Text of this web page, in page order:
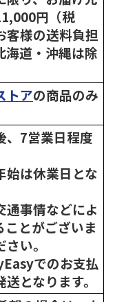
円（税
客様の送料負担
海道・沖縄は除
トアの商品のみ
、7営業日程度
は休業日とな
事情などによ
ことがございま
い。
でのお支払
となります。